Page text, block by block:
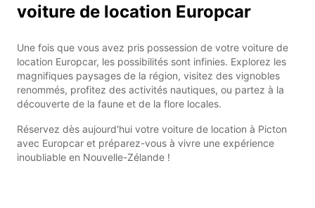
voiture de location Europcar
Une fois que vous avez pris possession de votre voiture de
location Europcar, les possibilités sont infinies. Explorez les
magnifiques paysages de la région, visitez des vignobles
renommés, profitez des activités nautiques, ou partez à la
découverte de la faune et de la flore locales.
Réservez dès aujourd'hui votre voiture de location à Picton
avec Europcar et préparez-vous à vivre une expérience
inoubliable en Nouvelle-Zélande !